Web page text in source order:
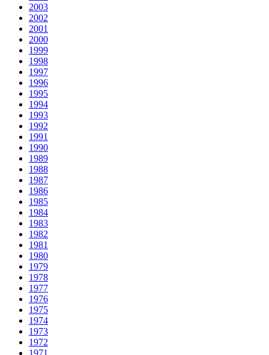
2003
2002
2001
2000
1999
1998
1997
1996
1995
1994
1993
1992
1991
1990
1989
1988
1987
1986
1985
1984
1983
1982
1981
1980
1979
1978
1977
1976
1975
1974
1973
1972